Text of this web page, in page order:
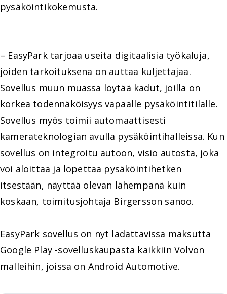
pysäköintikokemusta.
– EasyPark tarjoaa useita digitaalisia työkaluja,
joiden tarkoituksena on auttaa kuljettajaa.
Sovellus muun muassa löytää kadut, joilla on
korkea todennäköisyys vapaalle pysäköintitilalle.
Sovellus myös toimii automaattisesti
kamerateknologian avulla pysäköintihalleissa. Kun
sovellus on integroitu autoon, visio autosta, joka
voi aloittaa ja lopettaa pysäköintihetken
itsestään, näyttää olevan lähempänä kuin
koskaan, toimitusjohtaja Birgersson sanoo.
EasyPark sovellus on nyt ladattavissa maksutta
Google Play -sovelluskaupasta kaikkiin Volvon
malleihin, joissa on Android Automotive.